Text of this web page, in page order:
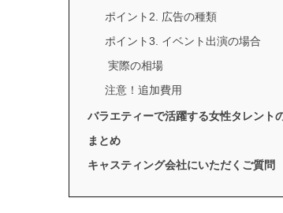
ポイント2. 広告の種類
ポイント3. イベント出演の場合
実際の相場
注意！追加費用
バラエティーで活躍する女性タレント
まとめ
キャスティング会社にいただくご質問